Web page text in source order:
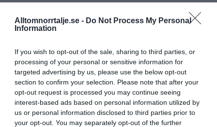
Alltomnorrtalje.se - Do Not Process My Personal
Information
If you wish to opt-out of the sale, sharing to third parties, or
processing of your personal or sensitive information for
targeted advertising by us, please use the below opt-out
section to confirm your selection. Please note that after your
opt-out request is processed you may continue seeing
interest-based ads based on personal information utilized by
us or personal information disclosed to third parties prior to
your opt-out. You may separately opt-out of the further